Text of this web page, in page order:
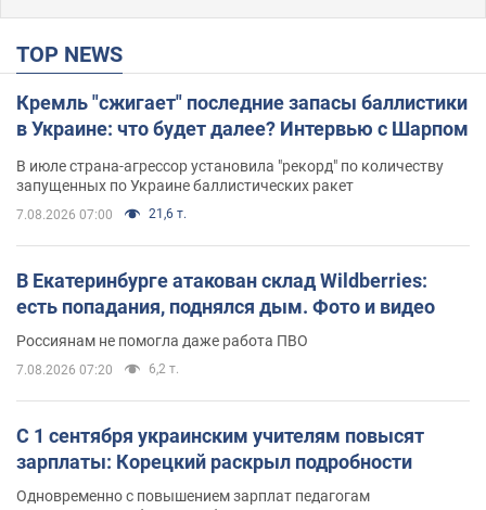
TOP NEWS
Кремль "сжигает" последние запасы баллистики
в Украине: что будет далее? Интервью с Шарпом
В июле страна-агрессор установила "рекорд" по количеству
запущенных по Украине баллистических ракет
7.08.2026 07:00 21,6 т.
В Екатеринбурге атакован склад Wildberries:
есть попадания, поднялся дым. Фото и видео
Россиянам не помогла даже работа ПВО
7.08.2026 07:20 6,2 т.
С 1 сентября украинским учителям повысят
зарплаты: Корецкий раскрыл подробности
Одновременно с повышением зарплат педагогам